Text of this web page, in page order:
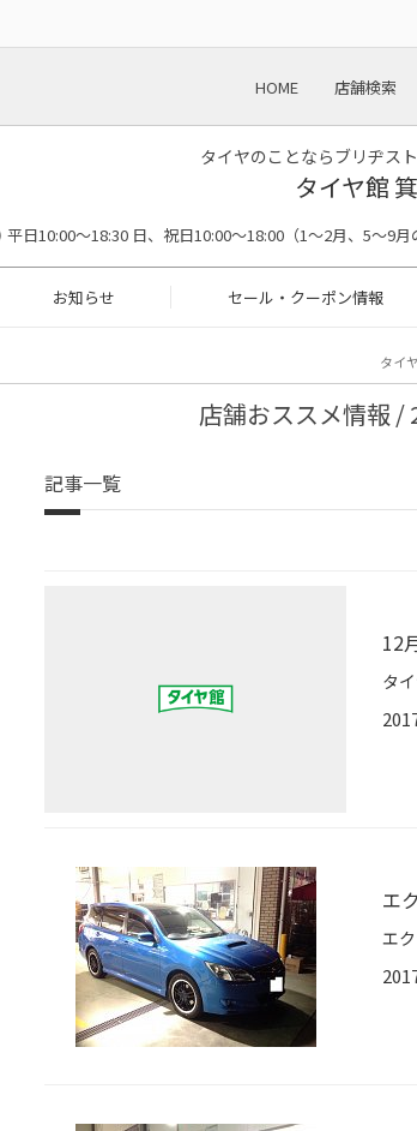
HOME 店舗検索
タイヤのことならブリヂス
タイヤ館
平日10:00～18:30 日、祝日10:00～18:00（1～2月、5～9月
お知らせ セール・クーポン情報
タイ
店舗おススメ情報 /
記事一覧
12
エ